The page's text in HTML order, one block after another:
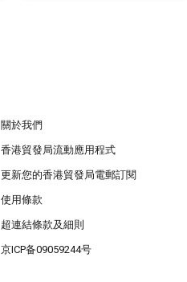
關於我們
香港貿發局流動應用程式
更新您的香港貿發局電郵訂閱
使用條款
超連結條款及細則
京ICP备09059244号